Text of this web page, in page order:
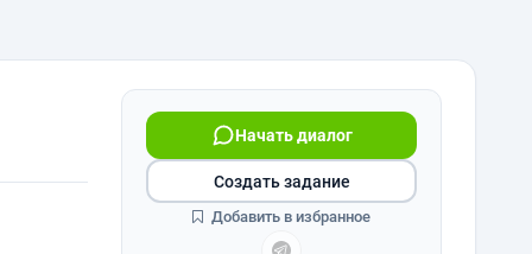
Начать диалог
Создать задание
Добавить в избранное